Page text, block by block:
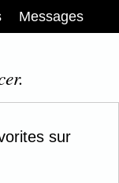
Messages
sur